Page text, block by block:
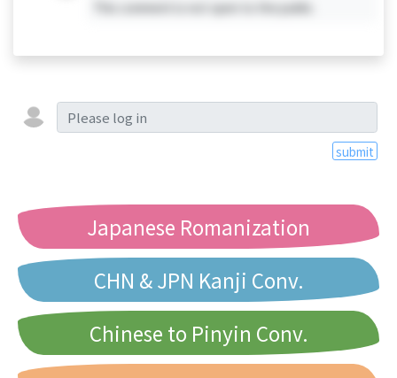
This comment is not open to the public.
submit
Japanese Romanization
CHN & JPN Kanji Conv.
Chinese to Pinyin Conv.